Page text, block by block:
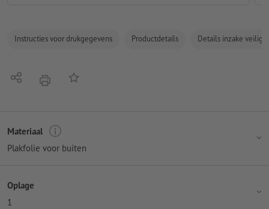
Instructies voor drukgegevens Productdetails Details inzake
Delen afdrukkenOp de lijst
Materiaal
Plakfolie voor buiten
Oplage
1